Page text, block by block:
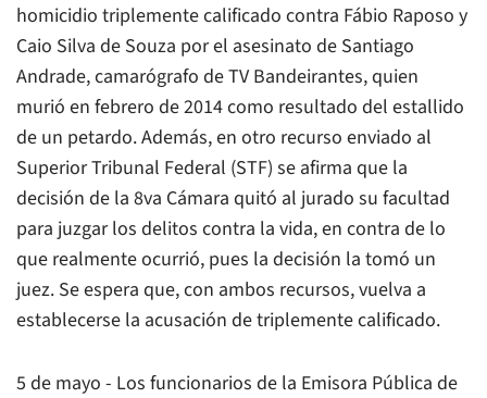
homicidio triplemente calificado contra Fábio Raposo y
Caio Silva de Souza por el asesinato de Santiago
Andrade, camarógrafo de TV Bandeirantes, quien
murió en febrero de 2014 como resultado del estallido
de un petardo. Además, en otro recurso enviado al
Superior Tribunal Federal (STF) se afirma que la
decisión de la 8va Cámara quitó al jurado su facultad
para juzgar los delitos contra la vida, en contra de lo
que realmente ocurrió, pues la decisión la tomó un
juez. Se espera que, con ambos recursos, vuelva a
establecerse la acusación de triplemente calificado.
5 de mayo - Los funcionarios de la Emisora Pública de